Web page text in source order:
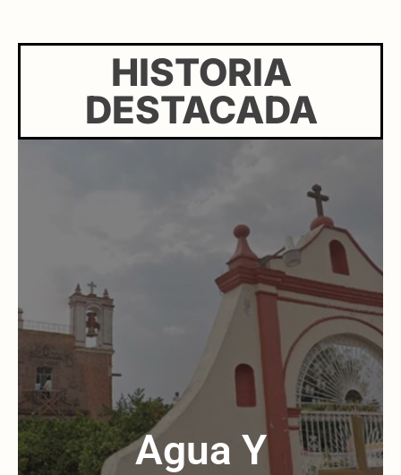
HISTORIA
DESTACADA
Agua Y